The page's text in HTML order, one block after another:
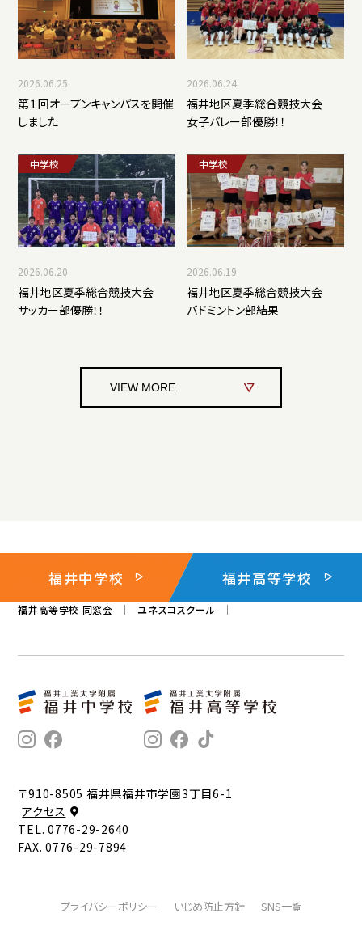
2026.06.25
第１回オープンキャンパスを開催
しました
2026.06.24
福井地区夏季総合競技大会
女子バレー部優勝！！
中学校
2026.06.20
福井地区夏季総合競技大会
サッカー部優勝！！
中学校
2026.06.19
福井地区夏季総合競技大会
バドミントン部結果
VIEW MORE
福井中学校 福井高等学校
金井学園 福井工業大学
福井県医療福祉専門学校
L'ecole des gourmands Fukui
福井中学校 同窓会「桜花会」
福井高等学校 同窓会
ユネスコスクール
〒910-8505 福井県福井市学園3丁目6-1
アクセス
TEL. 0776-29-2640
FAX. 0776-29-7894
プライバシーポリシー いじめ防止方針 SNS一覧